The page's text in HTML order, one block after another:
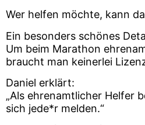
Wer helfen möchte, kann
Ein besonders schönes
Um beim Marathon
braucht man keinerlei
Daniel erklärt:
„Als ehrenamtlicher Helfer
sich jede*r melden.“